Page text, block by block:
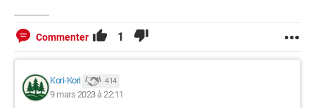
Commenter 1
Kori-Kori 414
9 mars 2023 à 22:11